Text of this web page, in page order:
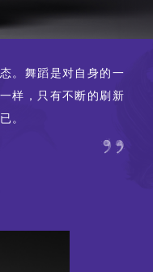
。舞蹈是对自身的一
样，只有不断的刷新
。